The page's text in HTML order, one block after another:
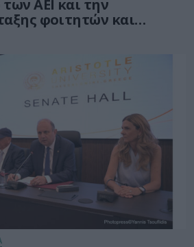
ΑΕΙ και την
φοιτητών και
αγορά εργασίας